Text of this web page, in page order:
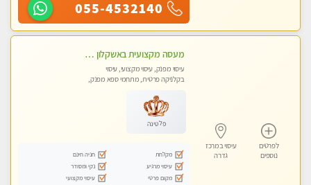
055-4532140
לפרטים
נוספים
עיסוי במרכז
גדרה
מעסה מקצועית באשקלון מסאז' מפנק ומשחרר ומרגיע באווירה נעימה ושקטה
עיסוי מפנק, עיסוי מקצועי, עיסוי
בקלניקה פרטית, מתחמי ספא מפנק,
פלטינה
מקלחת
חניה חינם
עיסוי מרגיע
נקי ומסודר
מקום פרטי
עיסוי מקצועי